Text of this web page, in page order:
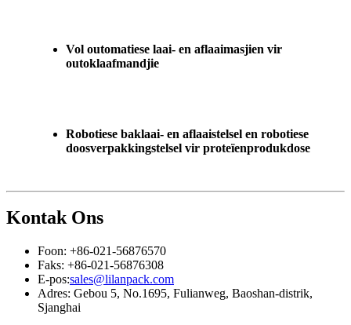
Vol outomatiese laai- en aflaaimasjien vir
outoklaafmandjie
Robotiese baklaai- en aflaaistelsel en robotiese
doosverpakkingstelsel vir proteïenprodukdose
Kontak Ons
Foon: +86-021-56876570
Faks: +86-021-56876308
E-pos:sales@lilanpack.com
Adres: Gebou 5, No.1695, Fulianweg, Baoshan-distrik,
Sjanghai